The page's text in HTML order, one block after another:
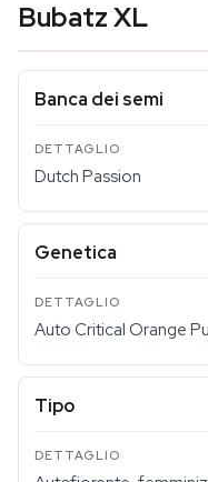
Bubatz XL
Banca dei semi
Dutch Passion
Genetica
Auto Critical Orange
Tipo